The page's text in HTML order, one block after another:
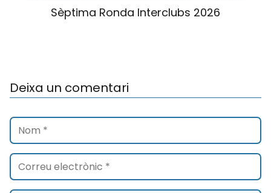
Sèptima Ronda Interclubs 2026
Deixa un comentari